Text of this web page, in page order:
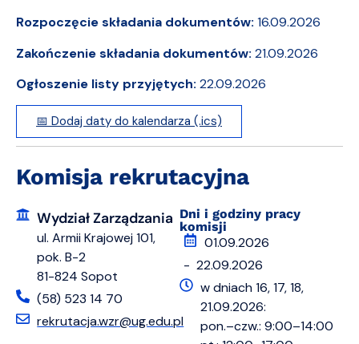
Rozpoczęcie składania dokumentów: 16.09.2026
Zakończenie składania dokumentów: 21.09.2026
Ogłoszenie listy przyjętych: 22.09.2026
📅 Dodaj daty do kalendarza (.ics)
Komisja rekrutacyjna
Wydział Zarządzania
ul. Armii Krajowej 101,
pok. B-2
81-824 Sopot
(58) 523 14 70
rekrutacja.wzr@ug.edu.pl
Dni i godziny pracy
komisji
01.09.2026
- 22.09.2026
w dniach 16, 17, 18,
21.09.2026:
pon.–czw.: 9:00–14:00